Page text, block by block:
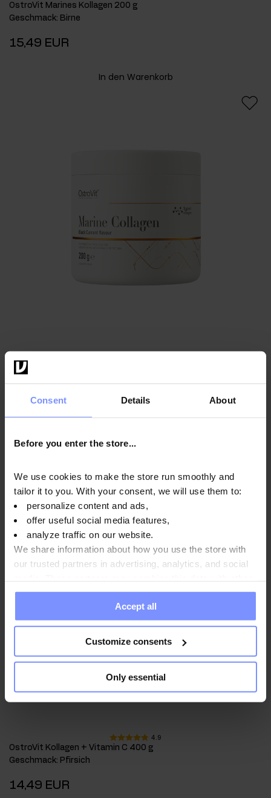
Consent Details About
Before you enter the store...
We use cookies to make the store run smoothly and
tailor it to you. With your consent, we will use them to:
personalize content and ads,
offer useful social media features,
analyze traffic on our website.
We share information about how you use the store with
our trusted partners in advertising, analytics, and social
information you have provided to them or that they have
collected when you use their services. Do you agree?
Accept all
Customize consents
Only essential
OstroVit Marines Kollagen 200 g
Geschmack: Birne
15,49 EUR
In den Warenkorb
OstroVit Marines Kollagen 200 g
15,49 EUR
In den Warenkorb
4.9
OstroVit Kollagen + Vitamin C 400 g
Geschmack: Pfirsich
14,49 EUR